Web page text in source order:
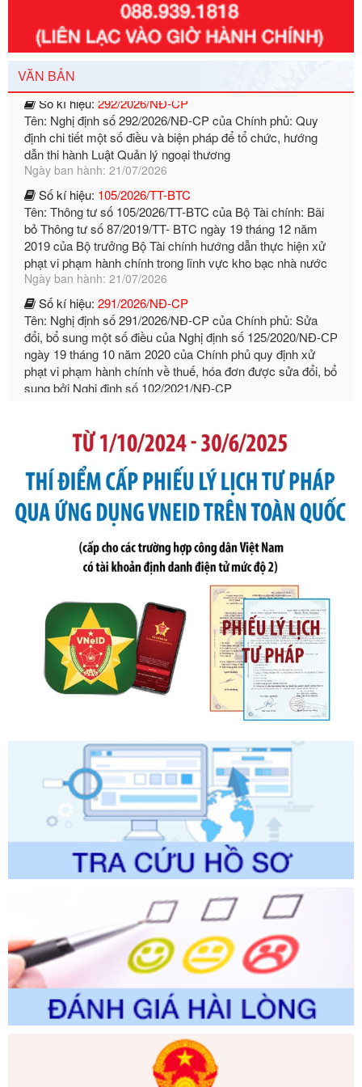
VĂN BẢN
định chi tiết một số điều và biện pháp để tổ chức, hướng
dẫn thi hành Luật Quản lý ngoại thương
Ngày ban hành: 21/07/2026
Số kí hiệu:
Tên: Nghị định số 292/2026/NĐ-CP của Chính phủ: Quy
định chi tiết một số điều và biện pháp để tổ chức, hướng
dẫn thi hành Luật Quản lý ngoại thương
Ngày ban hành: 21/07/2026
Số kí hiệu:105/2026/TT-BTC
Tên: Thông tư số 105/2026/TT-BTC của Bộ Tài chính: Bãi
bỏ Thông tư số 87/2019/TT- BТC ngày 19 tháng 12 năm
2019 của Bộ trưởng Bộ Tài chính hướng dẫn thực hiện xử
phạt vi phạm hành chính trong lĩnh vực kho bạc nhà nước
Ngày ban hành: 21/07/2026
Số kí hiệu:291/2026/NĐ-CP
Tên: Nghị định số 291/2026/NĐ-CP của Chính phủ: Sửa
đổi, bổ sung một số điều của Nghị định số 125/2020/NĐ-СР
ngày 19 tháng 10 năm 2020 của Chính phủ quy định xử
phạt vi phạm hành chính về thuế, hóa đơn được sửa đổi, bổ
sung bởi Nghị định số 102/2021/NĐ-CP
Ngày ban hành: 20/07/2026
Số kí hiệu:2303/QĐ-UBND
ban hành, được sửa đổi, bổ sung, bị bãi bỏ và phê duyệt
Quy trình nội bộ, quy trình điện tử giải quyết thủ tục hành
chính trong một số lĩnh vực thuộc phạm vi chức năng quản
lý của Sở Văn hóa, Thể tha
Ngày ban hành: 01/06/2026
Số kí hiệu:2304/QĐ-UBND
Tên: Quyết định công bố Danh mục thủ tục hành chính
được sửa đổi, bổ sung và phê duyệt Quy trình nội bộ, quy
trình điện tử giải quyết thủ tục hành chính trong lĩnh vực Du
lịch thuộc phạm vi chức năng quản lý của Sở Văn hóa, Thể
thao và Du lịch
Ngày ban hành: 01/06/2026
Số kí hiệu:2310/QĐ-UBND
Tên: Về việc công bố Danh mục thủ tục hành chính sửa
đổi, bổ sung và phê duyệt Quy trình nội bộ, quy trình điện tử
trong giải quyết thủtục hành chính lĩnh vực biến đổi khí hậu
thuộc phạm vi giải quyết của Sở Nông nghiệp và Môi
Ngày ban hành: 01/06/2026
Số kí hiệu:2300/QĐ-UBND
Tên: V/v công bố danh mục thủ tục hành chính được sửa
đổi, bổ sung và phê duyệt quy trình nội bộ, quy trình điện tử
giải quyết thủ tục hành chính trong lĩnh vực Luật sư thuộc
phạm vi chức năng quản lý của Sở Tư pháp
Ngày ban hành: 01/06/2026
Tên: Nghị định số 351/2025/NĐ-CP của Chính phủ: Quy
định chuẩn nghèo đa chiều quốc gia giai đoạn 2026 - 2030
Ngày ban hành: 29/12/2026
Số kí hiệu:
3014/QĐ-UBND
Tên: Quyết định về việc công bố danh mục thủ tục hành
chính ban hành mới, sửa đổi bổ sung trong lĩnh vực hỗ trợ
đầu tư, lĩnh vực đấu thầu lựa chọn nhà thầu thuộc thẩm
quyền giải quyết của Sở Tài chính và Ban Quản lý Khu kinh
Ngày ban hành: 23/09/2026